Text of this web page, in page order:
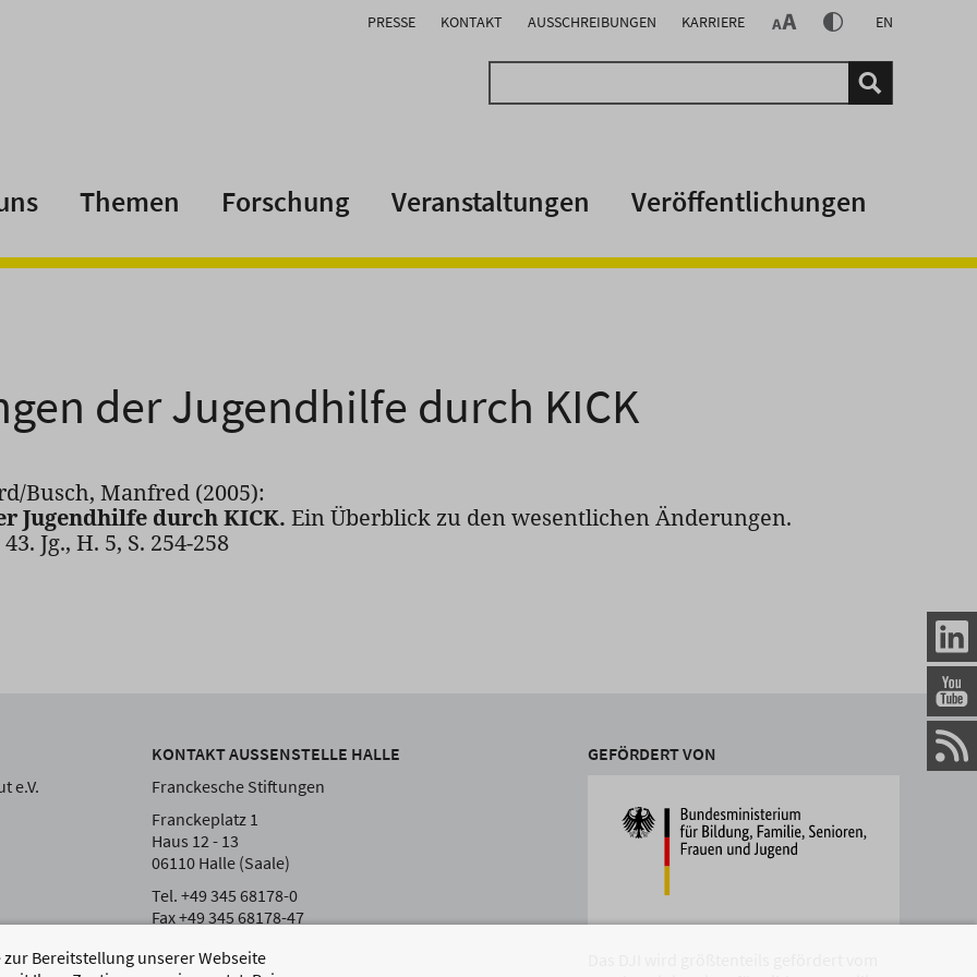
PRESSE KONTAKT AUSSCHREIBUNGEN KARRIERE EN
Themen Forschung Veranstaltungen Veröffentlichungen
Bereitstellung unserer Webseite
der Jugendhilfe durch KICK
Busch, Manfred (2005):
Jugendhilfe durch KICK. Ein Überblick zu den wesentlichen Änderungen.
Jg., H. 5, S. 254-258
e.V.
KONTAKT AUSSENSTELLE HALLE
Franckesche Stiftungen
Franckeplatz 1
Haus 12 - 13
06110 Halle (Saale)
Tel. +49 345 68178-0
Fax +49 345 68178-47
GEFÖRDERT VON